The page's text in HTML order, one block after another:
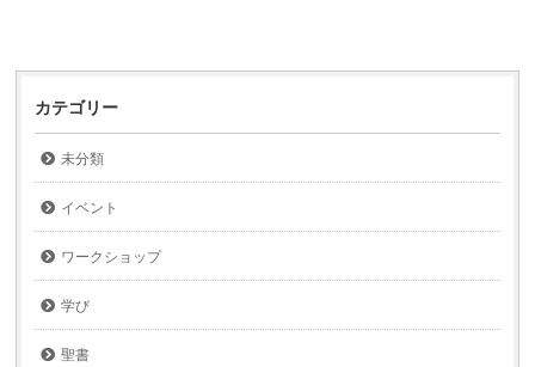
カテゴリー
未分類
イベント
ワークショップ
学び
聖書